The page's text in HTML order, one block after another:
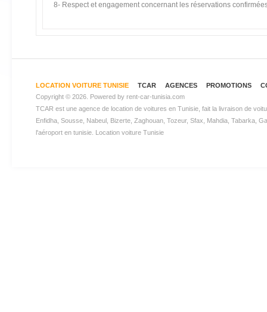
8- Respect et engagement concernant les réservations
LOCATION VOITURE TUNISIE TCAR AGENCES PROMOTIONS
Copyright © 2026. Powered by rent-car-tunisia.com
TCAR est une agence de location de voitures en Tunisie , fait la livraison de
Enfidha, Sousse, Nabeul, Bizerte, Zaghouan, Tozeur, Sfax, Mahdia, Tabarka,
l'aéroport en tunisie. Location voiture Tunisie